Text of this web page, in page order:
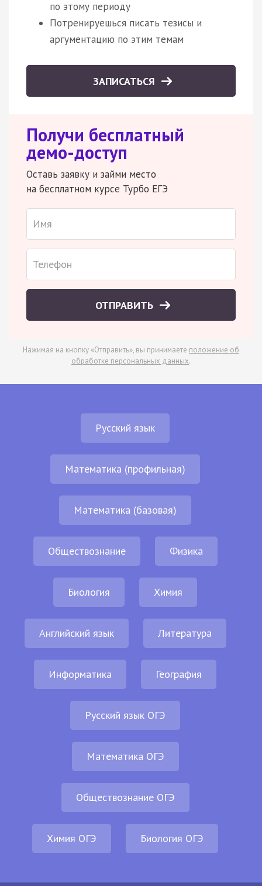
по этому периоду
Потренируешься писать тезисы и
аргументацию по этим темам
ЗАПИСАТЬСЯ
Получи бесплатный
демо-доступ
Оставь заявку и займи место
на бесплатном курсе Турбо ЕГЭ
ОТПРАВИТЬ
Нажимая на кнопку «Отправить», вы принимаете положение об
обработке персональных данных.
Русский язык
Математика (профильная)
Математика (базовая)
Обществознание Физика
Биология Химия
Английский язык Литература
Информатика География
Русский язык ОГЭ
Математика ОГЭ
Обществознание ОГЭ
Химия ОГЭ Биология ОГЭ